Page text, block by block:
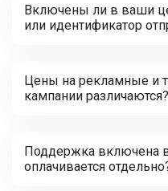
Включены ли в ваши
или идентификатор
Цены на рекламные и
кампании различаются?
Поддержка включена
оплачивается